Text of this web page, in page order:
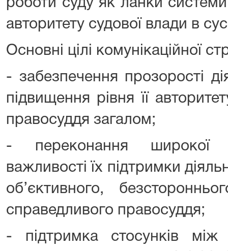
роботи суду як ланки
авторитету судової влади в
Основні цілі комунікаційної
- забезпечення прозорості
підвищення рівня її
правосуддя загалом;
- переконання широкої
важливості їх підтримки
об’єктивного,
справедливого правосуддя;
- підтримка стосунків між